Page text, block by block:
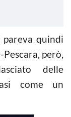
pareva quindi
però,
delle
come un